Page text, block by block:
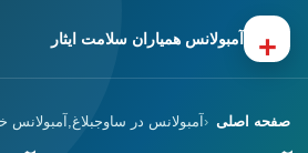
+ آمبولانس همیاران سلامت ایثار
صفحه اصلی آمبولانس در